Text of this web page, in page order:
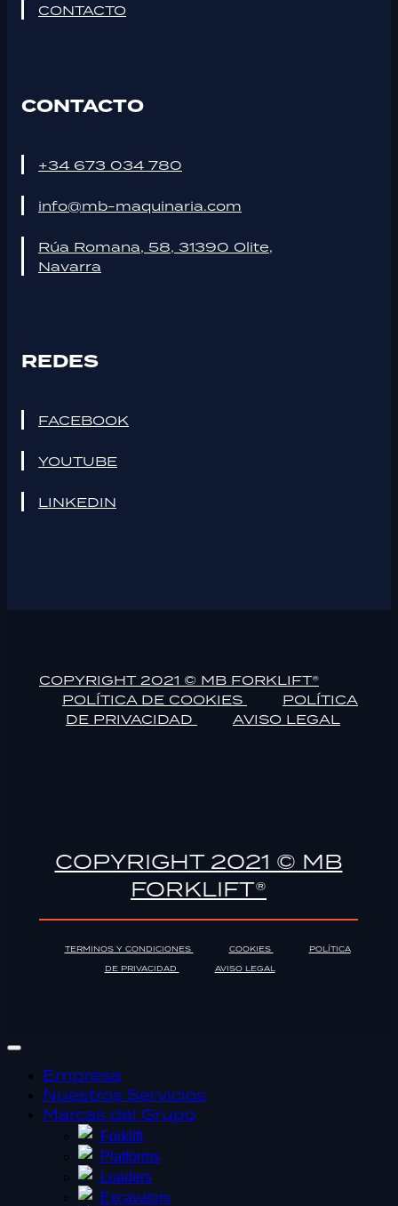
CONTACTO
CONTACTO
+34 673 034 780
info@mb-maquinaria.com
Rúa Romana, 58, 31390 Olite,
Navarra
REDES
FACEBOOK
YOUTUBE
LINKEDIN
COPYRIGHT 2021 © MB FORKLIFT®
POLÍTICA DE COOKIES
POLÍTICA
DE PRIVACIDAD
AVISO LEGAL
COPYRIGHT 2021 © MB
FORKLIFT®
TERMINOS Y CONDICIONES COOKIES
POLÍTICA
DE PRIVACIDAD
AVISO LEGAL
Empresa
Nuestros Servicios
Marcas del Grupo
Forklift
Platforms
Loaders
Excavators